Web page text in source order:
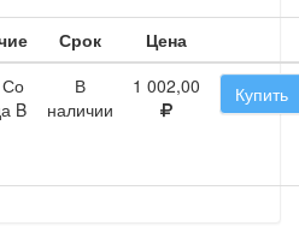
Срок
Цена
B
В
наличии
1 002,00 Купить